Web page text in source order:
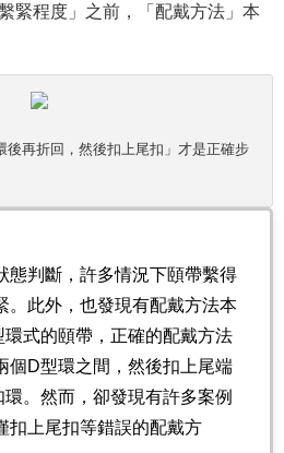
緊程度」之前，「配戴方法」本
後再折回，然後扣上尾扣」才是正確步
態判斷，許多情況下頤帶繫得
。此外，也發現有配戴方法本
式的頤帶，正確的配戴方法
個D型環之間，然後扣上尾端
。然而，卻發現有許多案例
扣上尾扣等錯誤的配戴方